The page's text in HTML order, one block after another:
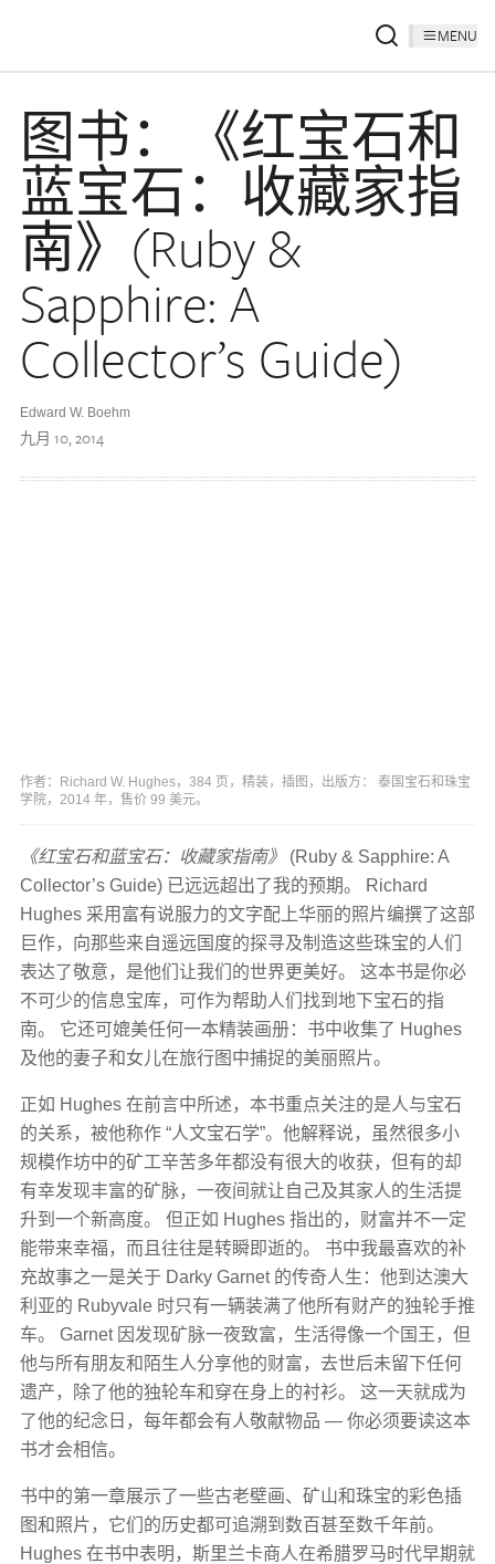
MENU
图书：《红宝石和
蓝宝石：收藏家指
南》(Ruby &
Sapphire: A
Collector’s Guide)
Edward W. Boehm
九月 10, 2014
作者：Richard W. Hughes，384 页，精装，插图，出版方： 泰国宝石和珠宝
学院，2014 年，售价 99 美元。
《红宝石和蓝宝石：收藏家指南》
(Ruby & Sapphire: A
Collector’s Guide) 已远远超出了我的预期。 Richard
Hughes 采用富有说服力的文字配上华丽的照片编撰了这部
巨作，向那些来自遥远国度的探寻及制造这些珠宝的人们
表达了敬意，是他们让我们的世界更美好。 这本书是你必
不可少的信息宝库，可作为帮助人们找到地下宝石的指
南。 它还可媲美任何一本精装画册：书中收集了 Hughes
及他的妻子和女儿在旅行图中捕捉的美丽照片。
正如 Hughes 在前言中所述，本书重点关注的是人与宝石
的关系，被他称作 “人文宝石学”。他解释说，虽然很多小
规模作坊中的矿工辛苦多年都没有很大的收获，但有的却
有幸发现丰富的矿脉，一夜间就让自己及其家人的生活提
升到一个新高度。 但正如 Hughes 指出的，财富并不一定
能带来幸福，而且往往是转瞬即逝的。 书中我最喜欢的补
充故事之一是关于 Darky Garnet 的传奇人生：他到达澳大
利亚的 Rubyvale 时只有一辆装满了他所有财产的独轮手推
车。 Garnet 因发现矿脉一夜致富，生活得像一个国王，但
他与所有朋友和陌生人分享他的财富，去世后未留下任何
遗产，除了他的独轮车和穿在身上的衬衫。 这一天就成为
了他的纪念日，每年都会有人敬献物品 — 你必须要读这本
书才会相信。
书中的第一章展示了一些​​古老壁画、矿山和珠宝的彩色插
图和照片，它们的历史都可追溯到数百甚至数千年前。
Hughes 在书中表明，斯里兰卡商人在希腊罗马时代早期就